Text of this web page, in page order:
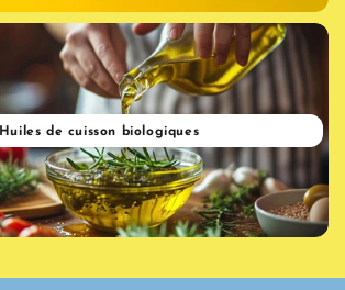
Huiles de cuisson biologiques